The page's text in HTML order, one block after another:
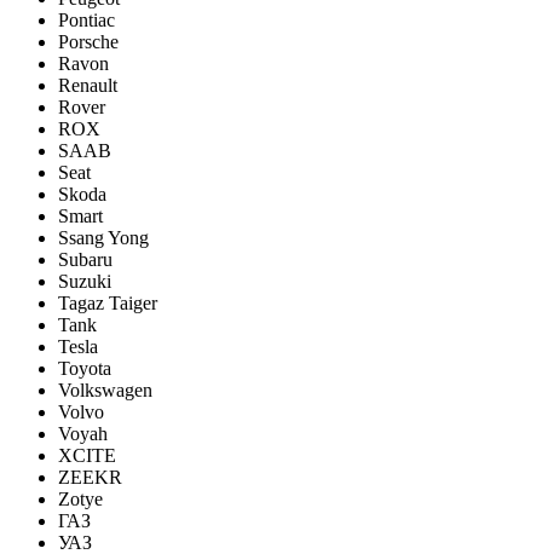
Pontiac
Porsсhe
Ravon
Renault
Rover
ROX
SAAB
Seat
Skoda
Smart
Ssang Yong
Subaru
Suzuki
Tagaz Taiger
Tank
Tesla
Toyota
Volkswagen
Volvo
Voyah
XCITE
ZEEKR
Zotye
ГАЗ
УАЗ